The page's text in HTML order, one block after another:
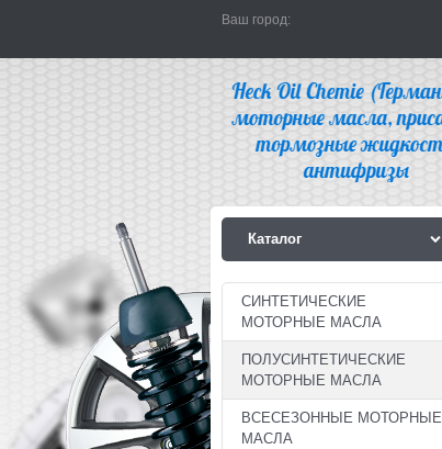
Ваш город:
Каталог
СИНТЕТИЧЕСКИЕ
МОТОРНЫЕ МАСЛА
ПОЛУСИНТЕТИЧЕСКИЕ
МОТОРНЫЕ МАСЛА
BСЕСЕЗОННЫЕ МОТОРНЫЕ
МАСЛА